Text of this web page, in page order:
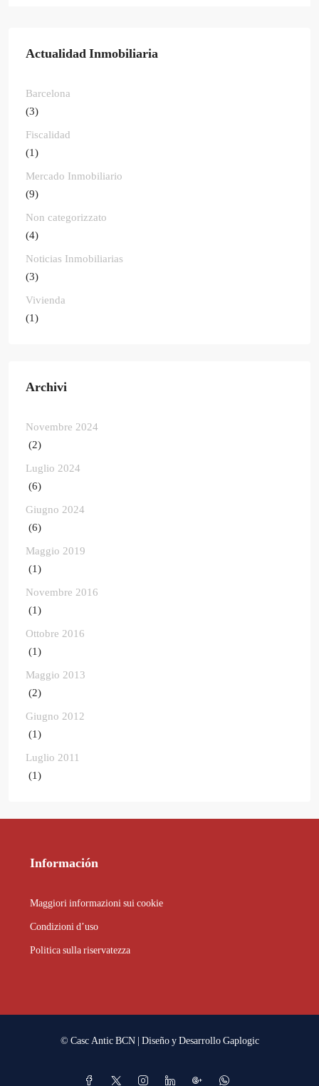
Actualidad Inmobiliaria
Barcelona
(3)
Fiscalidad
(1)
Mercado Inmobiliario
(9)
Non categorizzato
(4)
Noticias Inmobiliarias
(3)
Vivienda
(1)
Archivi
Novembre 2024
(2)
Luglio 2024
(6)
Giugno 2024
(6)
Maggio 2019
(1)
Novembre 2016
(1)
Ottobre 2016
(1)
Maggio 2013
(2)
Giugno 2012
(1)
Luglio 2011
(1)
Información
Maggiori informazioni sui cookie
Condizioni d’uso
Politica sulla riservatezza
© Casc Antic BCN | Diseño y DesarrolloGaplogic